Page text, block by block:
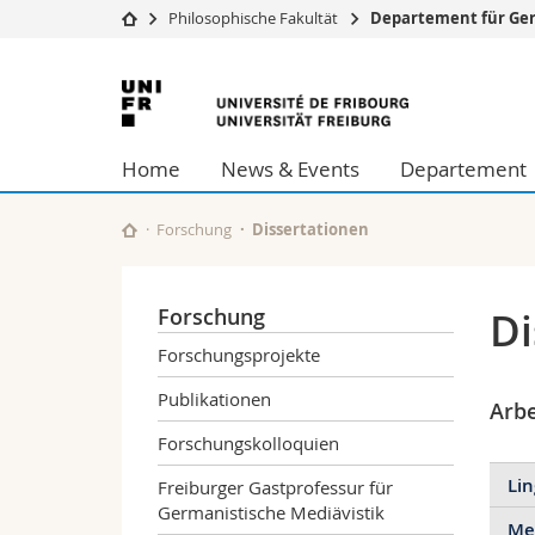
Universität
Studium
Forschung
Universität
Weiterbildung
Wirtschafts-
Philosophische
Philosophische Fakultät Departement für
Universität
Freiburg
Home News & Events Departement
Forschung Dissertationen
Forschung
Forschungsprojekte
Publikationen
Forschungskolloquien
Freiburger Gastprofessur für
Germanistische Mediävistik